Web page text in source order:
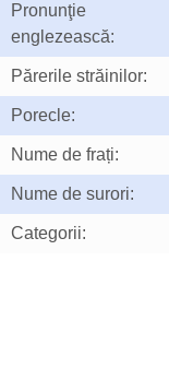
Pronunţie
englezească:
Părerile străinilor:
Porecle:
Nume de frați:
Nume de surori:
Categorii: